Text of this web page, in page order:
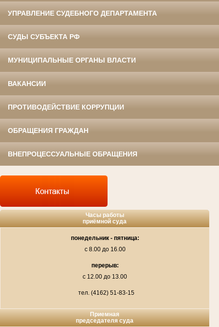
УПРАВЛЕНИЕ СУДЕБНОГО ДЕПАРТАМЕНТА
СУДЫ СУБЪЕКТА РФ
МУНИЦИПАЛЬНЫЕ ОРГАНЫ ВЛАСТИ
ВАКАНСИИ
ПРОТИВОДЕЙСТВИЕ КОРРУПЦИИ
ОБРАЩЕНИЯ ГРАЖДАН
ВНЕПРОЦЕССУАЛЬНЫЕ ОБРАЩЕНИЯ
Часы работы
приёмной суда
понедельник - пятница:
с 8.00 до 16.00
перерыв:
с 12.00 до 13.00
тел. (4162) 51-83-15
Приемная
председателя суда